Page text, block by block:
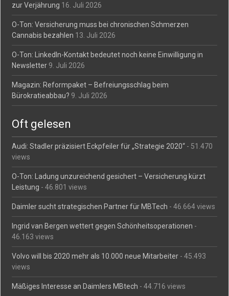
zur Verjährung 16. Juli 2026
O-Ton: Versicherung muss bei chronischen Schmerzen
Cannabis bezahlen 13. Juli 2026
O-Ton: LinkedIn-Kontakt bedeutet noch keine Einwilligung in
Newsletter 9. Juli 2026
Magazin: Reformpaket – Befreiungsschlag beim
Bürokratieabbau? 9. Juli 2026
Oft gelesen
Audi: Stadler präzisiert Eckpfeiler für „Strategie 2020“ - 51.470
views
O-Ton: Ladung unzureichend gesichert – Versicherung kürzt
Leistung - 46.801 views
Daimler sucht strategischen Partner für MBTech - 46.664 views
Ingrid van Bergen wettert gegen Schönheitsoperationen -
46.163 views
Volvo will bis 2020 mehr als 10.000 neue Mitarbeiter - 45.493
views
Mäßiges Interesse an Daimlers MBtech - 44.716 views